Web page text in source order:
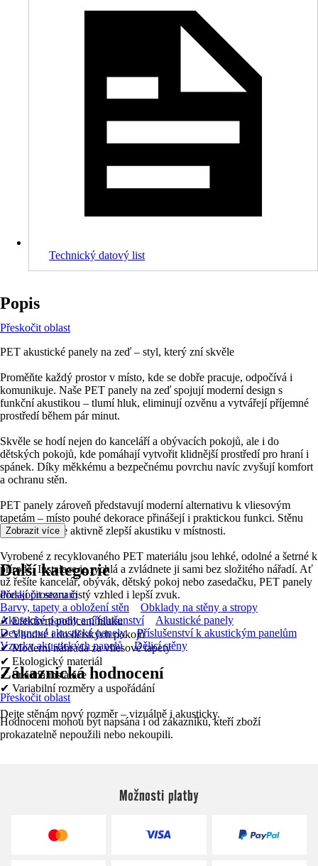
Technický datový list
Popis
Přeskočit oblast
PET akustické panely na zeď – styl, který zní skvěle
Proměňte každý prostor v místo, kde se dobře pracuje, odpočívá i
komunikuje. Naše PET panely na zeď spojují moderní design s
funkční akustikou – tlumí hluk, eliminují ozvěnu a vytvářejí příjemné
prostředí během pár minut.
Skvěle se hodí nejen do kanceláří a obývacích pokojů, ale i do
dětských pokojů, kde pomáhají vytvořit klidnější prostředí pro hraní i
spánek. Díky měkkému a bezpečnému povrchu navíc zvyšují komfort
a ochranu stěn.
PET panely zároveň představují moderní alternativu k vliesovým
tapetám – místo pouhé dekorace přinášejí i praktickou funkci. Stěnu
nejen oživí, ale aktivně zlepší akustiku v místnosti.
Vyrobené z recyklovaného PET materiálu jsou lehké, odolné a šetrné k
přírodě. Instalace je rychlá a zvládnete ji sami bez složitého nářadí. Ať
už řešíte kancelář, obývák, dětský pokoj nebo zasedačku, PET panely
dodají prostoru čistý vzhled i lepší zvuk.
✔ Efektivní pohlcení hluku
✔ Vhodné i do dětských pokojů
✔ Moderní náhrada za vliesové tapety
✔ Ekologický materiál
✔ Snadná instalace
✔ Variabilní rozměry a uspořádání
Dejte stěnám nový rozměr – vizuálně i akusticky.
Zobrazit více
Další kategorie
Přeskočit seznam
Barvy, tapety a obložení stěn
Obklady na stěny a stropy
Akustické panely a příslušenství
Akustické panely
Designové akustické panely
Příslušenství k akustickým panelům
Vzorky akustických panelů
Dělicí stěny
Zákaznická hodnocení
Přeskočit oblast
Hodnocení mohou být napsána i od zákazníků, kteří zboží
prokazatelně nepoužili nebo nekoupili.
Možnosti platby